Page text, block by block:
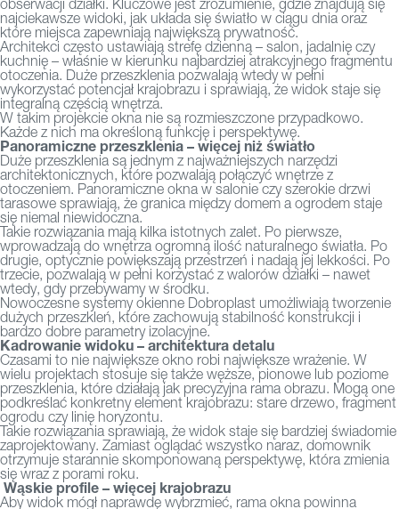
obserwacji działki. Kluczowe jest zrozumienie, gdzie znajdują się
najciekawsze widoki, jak układa się światło w ciągu dnia oraz
które miejsca zapewniają największą prywatność.
Architekci często ustawiają strefę dzienną – salon, jadalnię czy
kuchnię – właśnie w kierunku najbardziej atrakcyjnego fragmentu
otoczenia. Duże przeszklenia pozwalają wtedy w pełni
wykorzystać potencjał krajobrazu i sprawiają, że widok staje się
integralną częścią wnętrza.
W takim projekcie okna nie są rozmieszczone przypadkowo.
Każde z nich ma określoną funkcję i perspektywę.
Panoramiczne przeszklenia – więcej niż światło
Duże przeszklenia są jednym z najważniejszych narzędzi
architektonicznych, które pozwalają połączyć wnętrze z
otoczeniem. Panoramiczne okna w salonie czy szerokie drzwi
tarasowe sprawiają, że granica między domem a ogrodem staje
się niemal niewidoczna.
Takie rozwiązania mają kilka istotnych zalet. Po pierwsze,
wprowadzają do wnętrza ogromną ilość naturalnego światła. Po
drugie, optycznie powiększają przestrzeń i nadają jej lekkości. Po
trzecie, pozwalają w pełni korzystać z walorów działki – nawet
wtedy, gdy przebywamy w środku.
Nowoczesne systemy okienne Dobroplast umożliwiają tworzenie
dużych przeszkleń, które zachowują stabilność konstrukcji i
bardzo dobre parametry izolacyjne.
Kadrowanie widoku – architektura detalu
Czasami to nie największe okno robi największe wrażenie. W
wielu projektach stosuje się także węższe, pionowe lub poziome
przeszklenia, które działają jak precyzyjna rama obrazu. Mogą one
podkreślać konkretny element krajobrazu: stare drzewo, fragment
ogrodu czy linię horyzontu.
Takie rozwiązania sprawiają, że widok staje się bardziej świadomie
zaprojektowany. Zamiast oglądać wszystko naraz, domownik
otrzymuje starannie skomponowaną perspektywę, która zmienia
się wraz z porami roku.
Wąskie profile – więcej krajobrazu
Aby widok mógł naprawdę wybrzmieć, rama okna powinna